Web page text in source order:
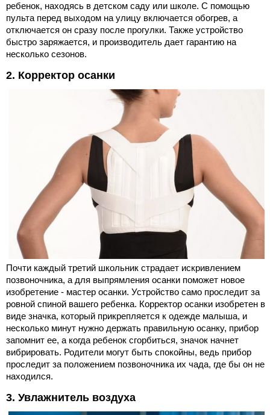
ребенок, находясь в детском саду или школе. С помощью
пульта перед выходом на улицу включается обогрев, а
отключается он сразу после прогулки. Также устройство
быстро заряжается, и производитель дает гарантию на
несколько сезонов.
2. Корректор осанки
Почти каждый третий школьник страдает искривлением
позвоночника, а для выпрямления осанки поможет новое
изобретение - мастер осанки. Устройство само проследит за
ровной спиной вашего ребенка. Корректор осанки изобретен в
виде значка, который прикрепляется к одежде малыша, и
несколько минут нужно держать правильную осанку, прибор
запомнит ее, а когда ребенок сгорбиться, значок начнет
вибрировать. Родители могут быть спокойны, ведь прибор
проследит за положением позвоночника их чада, где бы он не
находился.
3. Увлажнитель воздуха